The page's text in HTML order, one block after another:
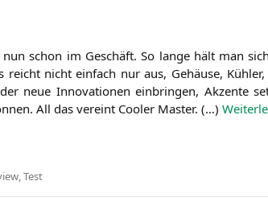
schon im Geschäft. So lan­ge hält man
nicht ein­fach nur aus, Gehäu­se,
neue Inno­va­tio­nen ein­brin­gen, Akzen­te
All das ver­eint Coo­ler Mas­ter. (…)
Test